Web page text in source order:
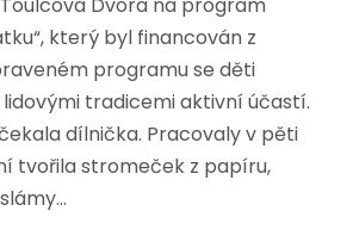
který byl financován z
programu se děti
tradicemi aktivní účastí.
dílnička. Pracovaly v pěti
tvořila stromeček z papíru,